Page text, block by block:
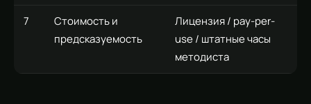
7
Стоимость и
предсказуемость
Лицензия / pay-per-
use / штатные часы
методиста